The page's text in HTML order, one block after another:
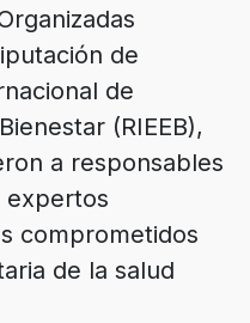
de
de
(RIEEB),
a responsables
expertos
comprometidos
de la salud